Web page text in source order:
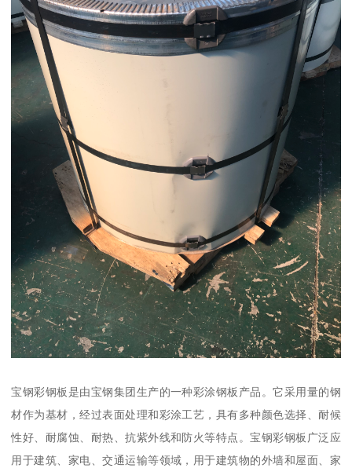
宝钢彩钢板是由宝钢集团生产的一种彩涂钢板产品。它采用量的钢
材作为基材，经过表面处理和彩涂工艺，具有多种颜色选择、耐候
性好、耐腐蚀、耐热、抗紫外线和防火等特点。宝钢彩钢板广泛应
用于建筑、家电、交通运输等领域，用于建筑物的外墙和屋面、家